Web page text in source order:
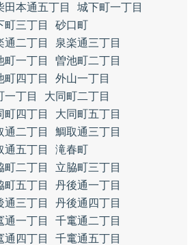
田本通五丁目
城下町一丁目
町三丁目
砂口町
通二丁目
泉楽通三丁目
町一丁目
曽池町二丁目
町四丁目
外山一丁目
一丁目
大同町二丁目
町四丁目
大同町五丁目
通二丁目
鯛取通三丁目
通五丁目
滝春町
町二丁目
立脇町三丁目
町五丁目
丹後通一丁目
通三丁目
丹後通四丁目
通一丁目
千竃通二丁目
通四丁目
千竃通五丁目